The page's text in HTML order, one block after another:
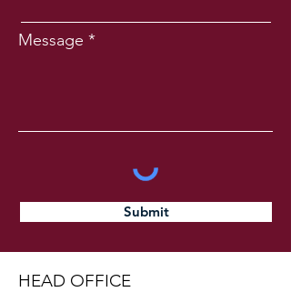
Message
Submit
HEAD OFFICE